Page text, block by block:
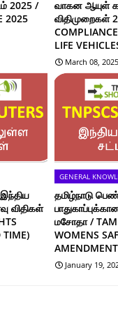
2025 /
2025
வாகன ஆயுள்
விதிமுறைகள்
LIFE
March 08, 2025
விதிகள்
TIME)
GENERAL
தமிழ்நாடு
மசோதா /
WOMENS
January 19,